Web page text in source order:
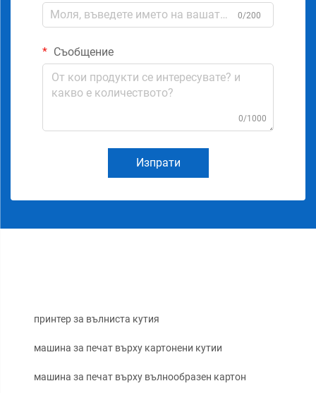
0/200
Съобщение
0/1000
Изпрати
принтер за вълниста кутия
машина за печат върху картонени кутии
машина за печат върху вълнообразен картон